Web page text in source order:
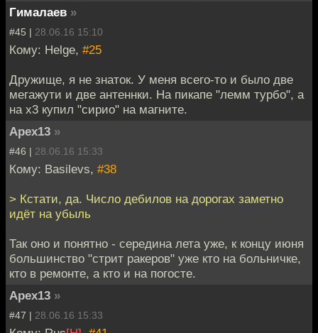
Гималаев »
#45 | 28.06.16 15:10
Кому: Helge, #25
Дружище, я не знаток. У меня всего-то и было две
мегажути и две антеннки. На пикапе "лемм турбо", а
на х3 купил "сирио" на магните.
Apex13 »
#46 | 28.06.16 15:33
Кому: Basilevs, #38
> Кстати, да. Число дебилов на дорогах заметно
идёт на убыль
Так оно и понятно - середина лета уже, к концу июня
большинство "стрит ракеров" уже кто на больничке,
кто в ремонте, а кто и на погосте.
Apex13 »
#47 | 28.06.16 15:33